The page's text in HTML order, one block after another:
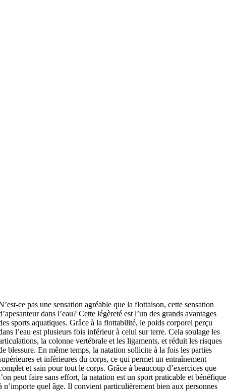
ce pas une sensation agréable que la flottaison, cette sensation
dans l’eau? Cette légèreté est l’un des grands avantages
sports aquatiques. Grâce à la flottabilité, le poids corporel perçu
l’eau est plusieurs fois inférieur à celui sur terre. Cela soulage les
la colonne vertébrale et les ligaments, et réduit les risques
blessure. En même temps, la natation sollicite à la fois les parties
et inférieures du corps, ce qui permet un entraînement
et sain pour tout le corps. Grâce à beaucoup d’exercices que
peut faire sans effort, la natation est un sport praticable et
n’importe quel âge. Il convient particulièrement bien aux personnes